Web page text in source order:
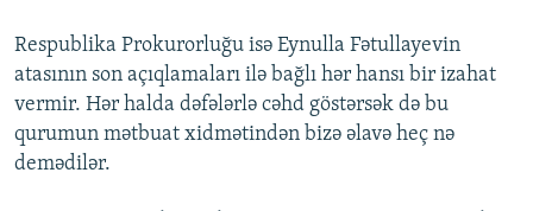
Respublika Prokurorluğu isə Eynulla Fətullayevin
atasının son açıqlamaları ilə bağlı hər hansı bir izahat
vermir. Hər halda dəfələrlə cəhd göstərsək də bu
qurumun mətbuat xidmətindən bizə əlavə heç nə
demədilər.